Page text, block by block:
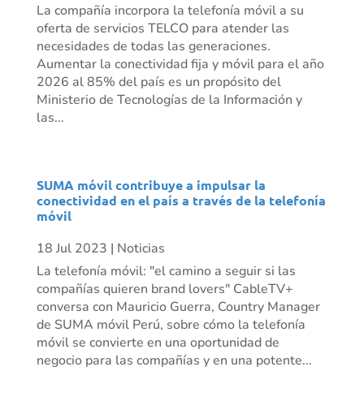
La compañía incorpora la telefonía móvil a su
oferta de servicios TELCO para atender las
necesidades de todas las generaciones.
Aumentar la conectividad fija y móvil para el año
2026 al 85% del país es un propósito del
Ministerio de Tecnologías de la Información y
las...
SUMA móvil contribuye a impulsar la
conectividad en el país a través de la telefonía
móvil
18 Jul 2023 | Noticias
La telefonía móvil: "el camino a seguir si las
compañías quieren brand lovers" CableTV+
conversa con Mauricio Guerra, Country Manager
de SUMA móvil Perú, sobre cómo la telefonía
móvil se convierte en una oportunidad de
negocio para las compañías y en una potente...